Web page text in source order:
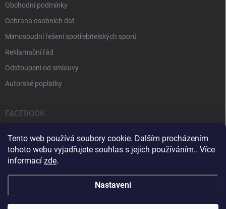
Tento web používá soubory cookie. Dalším procházením
tohoto webu vyjadřujete souhlas s jejich používáním.. Více
informací zde.
Nastavení
Obchodní podmínky
Ochrana osobních dat
Mimosoudní řešení spotřebitelských sporů
Reklamační řád
Odstoupení od smlouvy
Autorské poplatky
FACEBOOK
Servis počítačů a notebooků Čištění notebooků Kontakty